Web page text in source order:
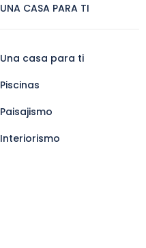
UNA CASA PARA TI
Una casa para ti
Piscinas
Paisajismo
Interiorismo